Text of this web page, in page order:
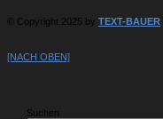
© Copyright 2025 by TEXT-BAUER
[NACH OBEN]
Suchen